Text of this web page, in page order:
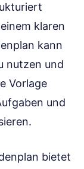
klaren
kann
nutzen und
Vorlage
und
bietet